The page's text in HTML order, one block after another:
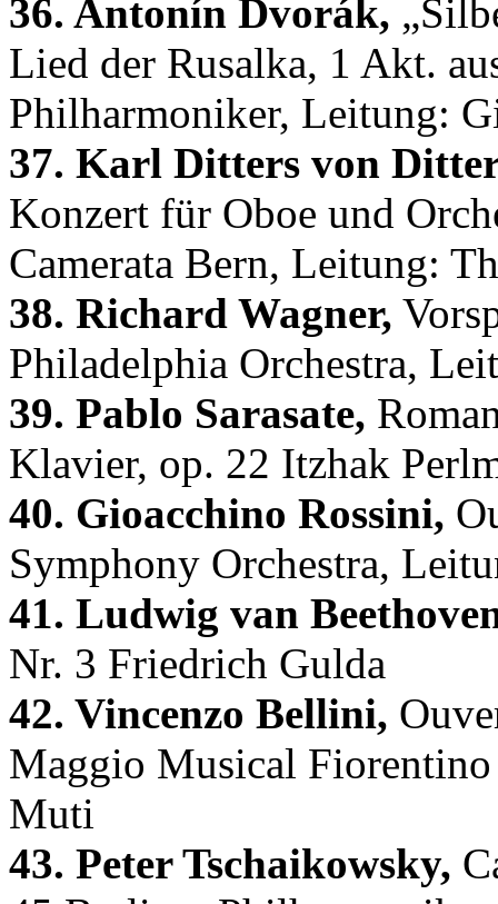
36. Antonín Dvorák,
Lied der Rusalka, 1 Akt.
Philharmoniker, Leitung:
37. Karl Ditters von
Konzert für Oboe und
Camerata Bern, Leitung:
38. Richard Wagner,
Philadelphia Orchestra,
39. Pablo Sarasate,
Klavier, op. 22 Itzhak
40. Gioacchino Rossini,
Symphony Orchestra,
41. Ludwig van
Nr. 3 Friedrich Gulda
42. Vincenzo Bellini,
Maggio Musical
Muti
43. Peter Tschaikowsky,